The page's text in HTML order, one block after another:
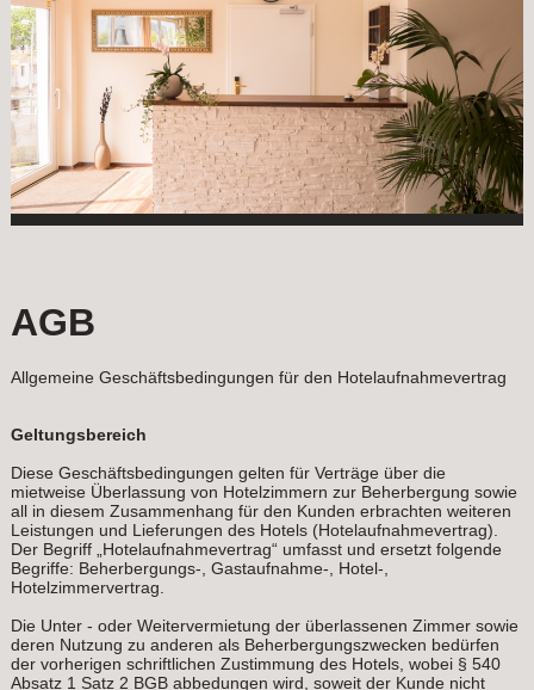
AGB
Allgemeine Geschäftsbedingungen für den Hotelaufnahmevertrag
Geltungsbereich
Diese Geschäftsbedingungen gelten für Verträge über die
mietweise Überlassung von Hotelzimmern zur Beherbergung sowie
all in diesem Zusammenhang für den Kunden erbrachten weiteren
Leistungen und Lieferungen des Hotels (Hotelaufnahmevertrag).
Der Begriff „Hotelaufnahmevertrag“ umfasst und ersetzt folgende
Begriffe: Beherbergungs-, Gastaufnahme-, Hotel-,
Hotelzimmervertrag.
Die Unter - oder Weitervermietung der überlassenen Zimmer sowie
deren Nutzung zu anderen als Beherbergungszwecken bedürfen
der vorherigen schriftlichen Zustimmung des Hotels, wobei § 540
Absatz 1 Satz 2 BGB abbedungen wird, soweit der Kunde nicht